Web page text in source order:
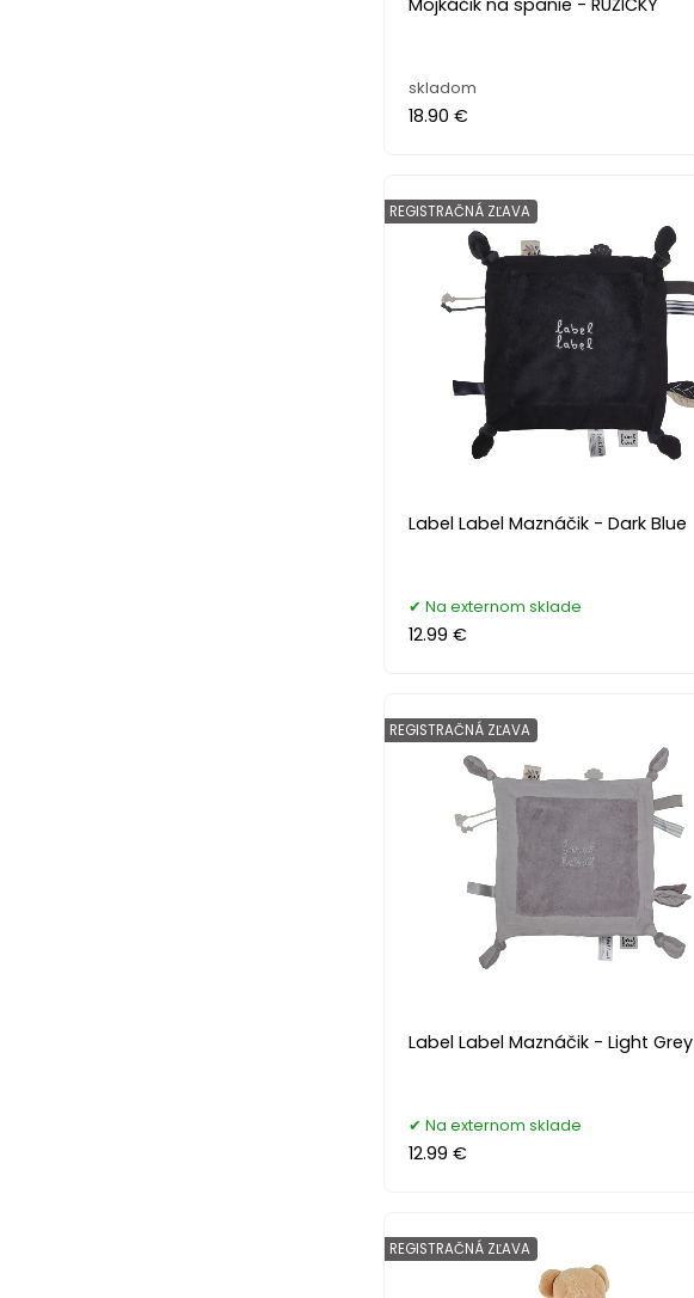
skladom
18.90 €
Label Label Maznáčik - Dark Blue
REGISTRAČNÁ ZĽAVA
Na externom sklade
12.99 €
Label Label Maznáčik - Light Grey
REGISTRAČNÁ ZĽAVA
Na externom sklade
12.99 €
REGISTRAČNÁ ZĽAVA